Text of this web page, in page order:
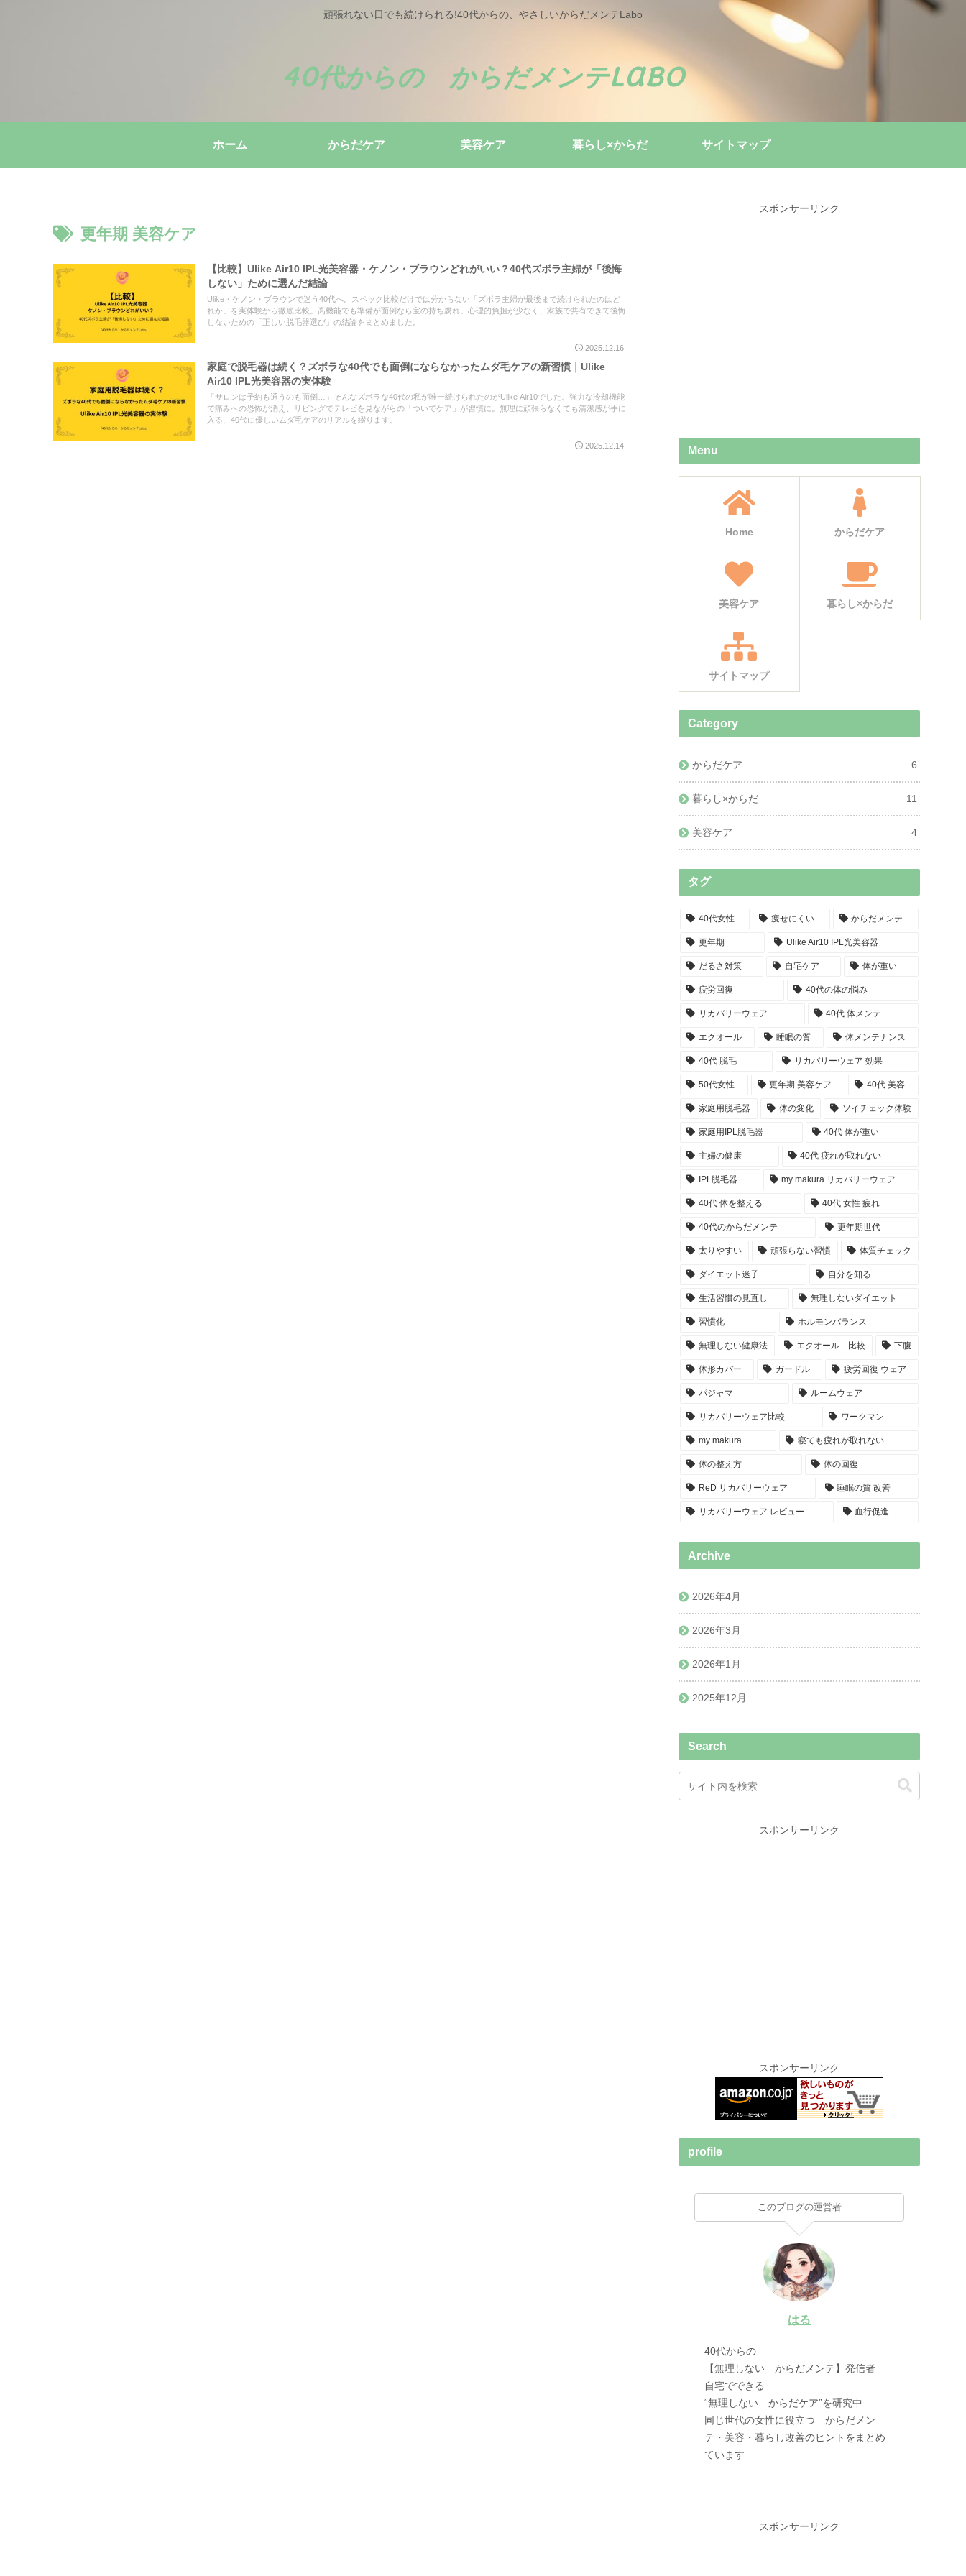
頑張れない日でも続けられる!40代からの、やさしいからだメンテLabo
40代からの からだメンテLabo
ホーム からだケア 美容ケア 暮らし×からだ サイトマップ
更年期 美容ケア
【比較】Ulike Air10 IPL光美容器・ケノン・ブラウンどれがいい？40代ズボラ主婦が「後悔
しない」ために選んだ結論
Ulike・ケノン・ブラウンで迷う40代へ。スペック比較だけでは分からない「ズボラ主婦が最後まで続けられたのはど
れか」を実体験から徹底比較。高機能でも準備が面倒なら宝の持ち腐れ。心理的負担が少なく、家族で共有できて後悔
しないための「正しい脱毛器選び」の結論をまとめました。
2025.12.16
家庭で脱毛器は続く？ズボラな40代でも面倒にならなかったムダ毛ケアの新習慣｜Ulike
Air10 IPL光美容器の実体験
「サロンは予約も通うのも面倒…」そんなズボラな40代の私が唯一続けられたのがUlike Air10でした。強力な冷却機能
で痛みへの恐怖が消え、リビングでテレビを見ながらの「ついでケア」が習慣に。無理に頑張らなくても清潔感が手に
入る、40代に優しいムダ毛ケアのリアルを綴ります。
2025.12.14
スポンサーリンク
Menu
Home からだケア
美容ケア 暮らし×からだ
サイトマップ
Category
からだケア 6
暮らし×からだ 11
美容ケア 4
タグ
40代女性 痩せにくい からだメンテ
更年期 Ulike Air10 IPL光美容器
だるさ対策 自宅ケア 体が重い
疲労回復 40代の体の悩み
リカバリーウェア 40代 体メンテ
エクオール 睡眠の質 体メンテナンス
40代 脱毛 リカバリーウェア 効果
50代女性 更年期 美容ケア 40代 美容
家庭用脱毛器 体の変化 ソイチェック体験
家庭用IPL脱毛器 40代 体が重い
主婦の健康 40代 疲れが取れない
IPL脱毛器 my makura リカバリーウェア
40代 体を整える 40代 女性 疲れ
40代のからだメンテ 更年期世代
太りやすい 頑張らない習慣 体質チェック
ダイエット迷子 自分を知る
生活習慣の見直し 無理しないダイエット
習慣化 ホルモンバランス
無理しない健康法 エクオール 比較 下腹
体形カバー ガードル 疲労回復 ウェア
パジャマ ルームウェア
リカバリーウェア比較 ワークマン
my makura 寝ても疲れが取れない
体の整え方 体の回復
ReD リカバリーウェア 睡眠の質 改善
リカバリーウェア レビュー 血行促進
Archive
2026年4月
2026年3月
2026年1月
2025年12月
Search
スポンサーリンク
スポンサーリンク
profile
このブログの運営者
はる
40代からの
【無理しない からだメンテ】発信者
自宅でできる
“無理しない からだケア”を研究中
同じ世代の女性に役立つ からだメン
テ・美容・暮らし改善のヒントをまとめ
ています
スポンサーリンク